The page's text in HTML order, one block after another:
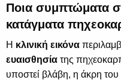
Ποια συμπτώματα
κατάγματα
Η κλινική εικόνα
ευαισθησία της
υποστεί βλάβη, η άκρη του